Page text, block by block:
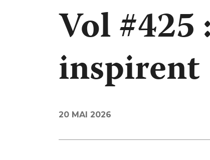
Vol
inspirent
20 MAI 2026